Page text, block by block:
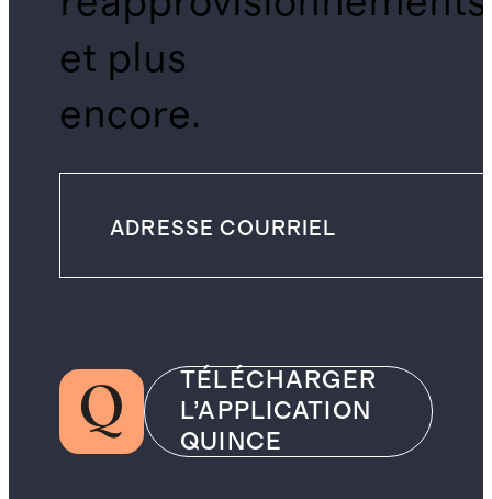
et plus
encore.
TÉLÉCHARGER
L’APPLICATION
QUINCE